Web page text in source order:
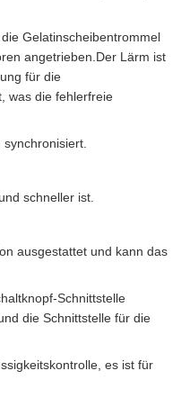
Gelatinscheibentrommel
angetrieben.Der Lärm ist
für die
was die fehlerfreie
schneller ist.
ausgestattet und kann das
Schnittstelle
die Schnittstelle für die
es ist für